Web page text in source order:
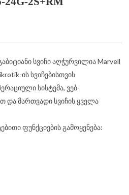
სვიჩი აღჭურვილია Marvell
ის სვიჩებისთვის
სისტემა, ვებ-
და მართვადი სვიჩის ყველა
ფუნქციების გამოყენება: